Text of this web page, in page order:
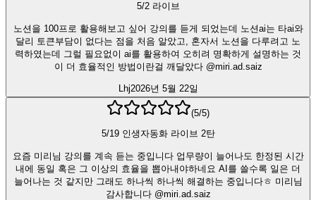
5/2 라이브
노션을 100프로 활용해보고 싶어 강의를 듣게 되었는데 노션ai는 타ai와
달리 토큰부담이 없다는 점을 처음 알았고, 혼자서 노션을 다루려고 노
력하였는데 그럴 필요없이 ai를 활용하여 오히려 명확하게 설명하는 것
이 더 효율적인 방법이란걸 깨달았다 @miri.ad.saiz
Lhj2026년 5월 22일
(5/5)
5/19 인생자동화 라이브 2탄
요즘 미리님 강의를 계속 듣는 중입니다 업무량이 늘어나도 한정된 시간
내에 동일 혹은 그 이상의 효율을 뽑아내야하네요 AI를 쓸수록 일은 더
늘어나는 것 같지만 그래도 하나씩 하나씩 해결하는 중입니다ㅎ 미리님
감사합니다 @miri.ad.saiz